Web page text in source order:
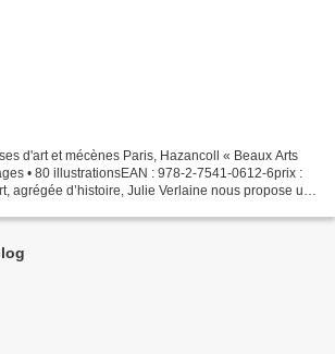
d'art et mécènes Paris, Hazancoll « Beaux Arts
• 80 illustrationsEAN : 978-2-7541-0612-6prix :
agrégée d’histoire, Julie Verlaine nous propose un